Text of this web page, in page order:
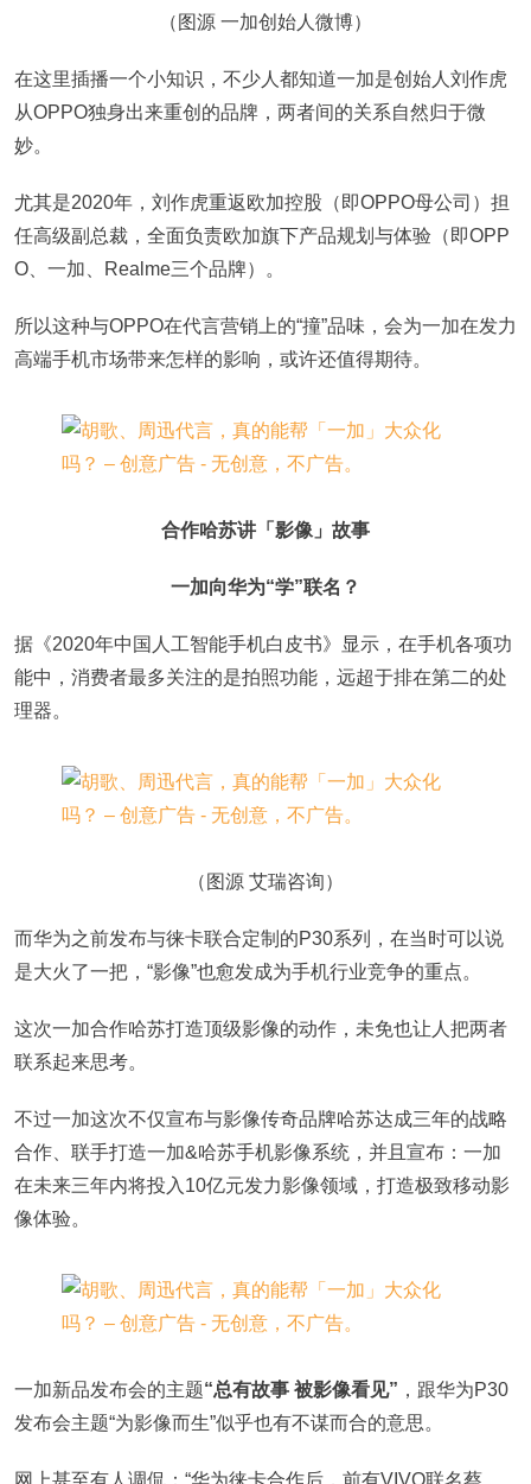
（图源 一加创始人微博）
在这里插播一个小知识，不少人都知道一加是创始人刘作虎
从OPPO独身出来重创的品牌，两者间的关系自然归于微
妙。
尤其是2020年，刘作虎重返欧加控股（即OPPO母公司）担
任高级副总裁，全面负责欧加旗下产品规划与体验（即OPP
O、一加、Realme三个品牌）。
‍‍‍‍‍‍所以这种与OPPO在代言营销上的“撞”品味，会为一加在发力
高端手机市场带来怎样的影响，或许还值得期待。
合作哈苏讲「影像」故事
一加向华为“学”联名？
据《2020年中国人工智能手机白皮书》显示，在手机各项功
能中，消费者最多关注的是拍照功能，远超于排在第二的处
理器。
（图源 艾瑞咨询）
而华为之前发布与徕卡联合定制的P30系列，在当时可以说
是大火了一把，“影像”也愈发成为手机行业竞争的重点。
这次一加合作哈苏打造顶级影像的动作，未免也让人把两者
联系起来思考。
不过一加这次不仅宣布与影像传奇品牌哈苏达成三年的战略
合作、联手打造一加&哈苏手机影像系统，并且宣布：一加
在未来三年内将投入10亿元发力影像领域，打造极致移动影
像体验。
一加新品发布会的主题“总有故事 被影像看见” ，跟华为P30
发布会主题“为影像而生”似乎也有不谋而合的意思。
网上甚至有人调侃：“华为徕卡合作后，前有VIVO联名蔡